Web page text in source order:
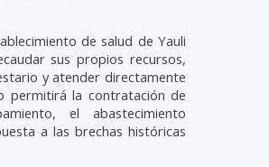
de salud de Yauli
sus propios recursos,
y atender directamente
permitirá la contratación de
el abastecimiento
a las brechas históricas